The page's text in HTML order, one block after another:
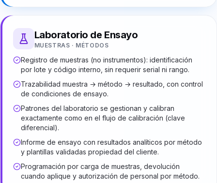
Laboratorio de Ensayo
MUESTRAS · MÉTODOS
Registro de muestras (no instrumentos): identificación
por lote y código interno, sin requerir serial ni rango.
Trazabilidad muestra → método → resultado, con control
de condiciones de ensayo.
Patrones del laboratorio se gestionan y calibran
exactamente como en el flujo de calibración (clave
diferencial).
Informe de ensayo con resultados analíticos por método
y plantillas validadas propiedad del cliente.
Programación por carga de muestras, devolución
cuando aplique y autorización de personal por método.